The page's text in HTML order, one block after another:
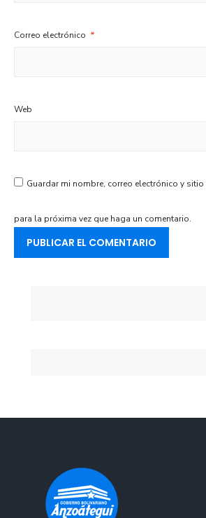
Correo electrónico *
Web
Guardar mi nombre, correo electrónico y
para la próxima vez que haga un comentario.